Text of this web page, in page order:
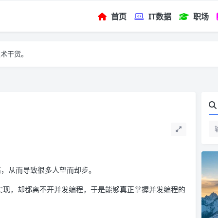
首页 IT数据 职场
干货。
从而导致很多人望而却步。
，却都离不开并发编程，于是能够真正掌握并发编程的